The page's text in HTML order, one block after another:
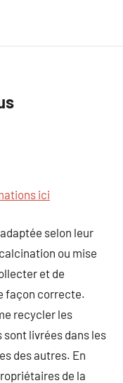
ici
selon leur
ou mise
et de
façon correcte.
recycler les
sont livrées dans les
des autres. En
de la